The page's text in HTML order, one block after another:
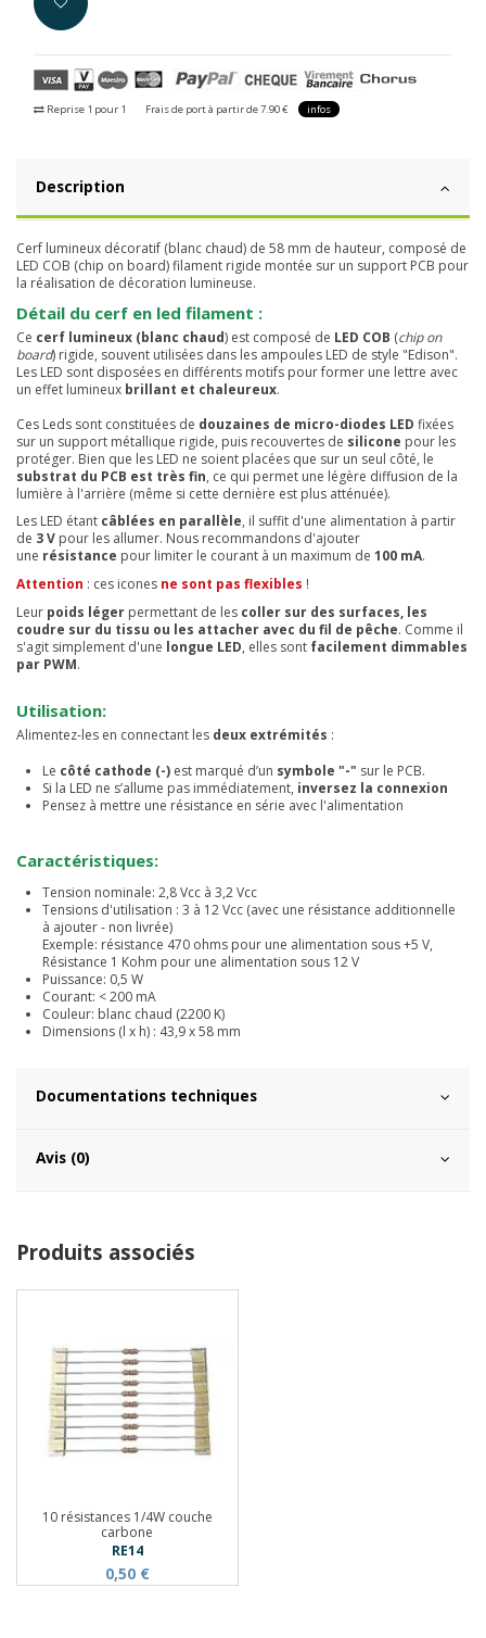
Reprise 1 pour 1 Frais de port à partir de 7.90 € infos
Description
Cerf lumineux décoratif (blanc chaud) de 58 mm de hauteur, composé de
LED COB (chip on board) filament rigide montée sur un support PCB pour
la réalisation de décoration lumineuse.
Détail du cerf en led filament :
Ce cerf lumineux (blanc chaud) est composé de LED COB (chip on
board) rigide, souvent utilisées dans les ampoules LED de style "Edison".
Les LED sont disposées en différents motifs pour former une lettre avec
un effet lumineux brillant et chaleureux.
Ces Leds sont constituées de douzaines de micro-diodes LED fixées
sur un support métallique rigide, puis recouvertes de silicone pour les
protéger. Bien que les LED ne soient placées que sur un seul côté, le
substrat du PCB est très fin, ce qui permet une légère diffusion de la
lumière à l'arrière (même si cette dernière est plus atténuée).
Les LED étant câblées en parallèle, il suffit d'une alimentation à partir
de 3 V pour les allumer. Nous recommandons d'ajouter
une résistance pour limiter le courant à un maximum de 100 mA.
Attention : ces icones ne sont pas flexibles !
Leur poids léger permettant de les coller sur des surfaces, les
coudre sur du tissu ou les attacher avec du fil de pêche. Comme il
s'agit simplement d'une longue LED, elles sont facilement dimmables
par PWM.
Utilisation:
Alimentez-les en connectant les deux extrémités :
Le côté cathode (-) est marqué d’un symbole "-" sur le PCB.
Si la LED ne s’allume pas immédiatement, inversez la connexion
Pensez à mettre une résistance en série avec l'alimentation
Caractéristiques:
Tension nominale: 2,8 Vcc à 3,2 Vcc
Tensions d'utilisation : 3 à 12 Vcc (avec une résistance additionnelle
à ajouter - non livrée)
Exemple: résistance 470 ohms pour une alimentation sous +5 V,
Résistance 1 Kohm pour une alimentation sous 12 V
Puissance: 0,5 W
Courant: < 200 mA
Couleur: blanc chaud (2200 K)
Dimensions (l x h) : 43,9 x 58 mm
Documentations techniques
Avis (0)
Produits associés
10 résistances 1/4W couche
carbone
RE14
0,50 €